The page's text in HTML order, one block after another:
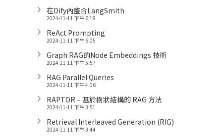
在Dify內整合LangSmith
2024-11-11 下午 6:18
ReAct Prompting
2024-11-11 下午 6:05
Graph RAG的Node Embeddings 技術
2024-11-11 下午 5:57
RAG Parallel Queries
2024-11-11 下午 4:06
RAPTOR – 基於樹狀結構的 RAG 方法
2024-11-11 下午 3:51
Retrieval Interleaved Generation (RIG)
2024-11-11 下午 3:44